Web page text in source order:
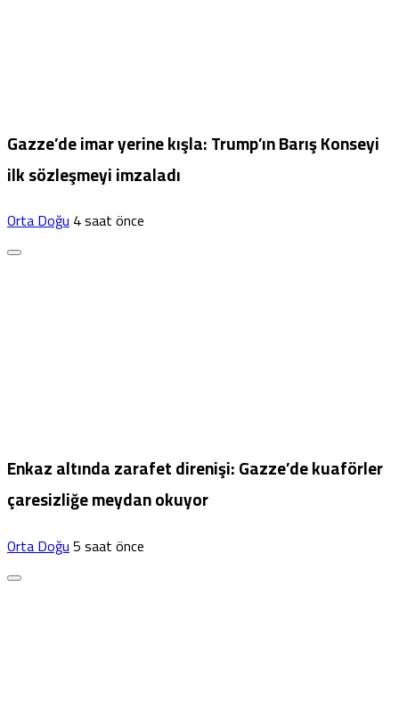
Gazze’de imar yerine kışla: Trump’ın Barış Konseyi
ilk sözleşmeyi imzaladı
Orta Doğu4 saat önce
Enkaz altında zarafet direnişi: Gazze’de kuaförler
çaresizliğe meydan okuyor
Orta Doğu5 saat önce